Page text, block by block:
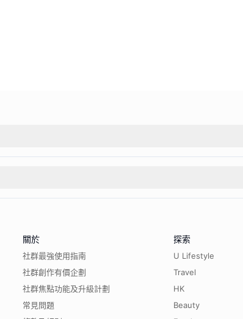
關於
社群最強使用指南
社群創作有價企劃
社群焦點功能及升級計劃
常見問題
探索
U Lifestyle
Travel
HK
Beauty